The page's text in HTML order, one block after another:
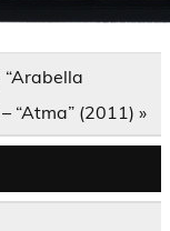
“Atma” (2011) »